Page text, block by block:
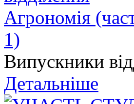
Випускники
Детальніше